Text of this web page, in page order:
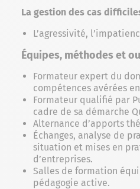
La gestion des cas
L’agressivité,
Équipes, méthodes et
Formateur expert du
compétences avérées
Formateur qualifié par
cadre de sa démarche
Alternance d’apports
Échanges, analyse de
situation et mises en
d’entreprises.
Salles de formation
pédagogie active.